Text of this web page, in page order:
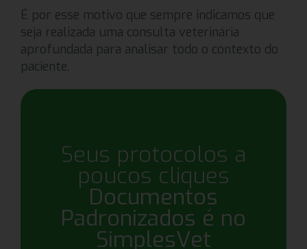
É por esse motivo que sempre indicamos que
seja realizada uma consulta veterinária
aprofundada para analisar todo o contexto do
paciente.
Seus protocolos a
poucos cliques
Documentos
Padronizados é no
SimplesVet